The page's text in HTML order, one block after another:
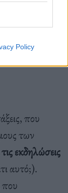
Policy
επιδείξουν
τους
που
των
εκδηλώσεις
αυτό;).
που